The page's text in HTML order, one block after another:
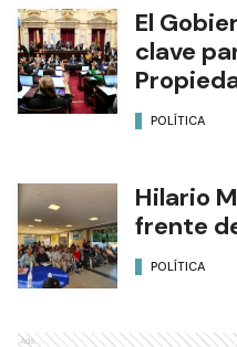
El
clave
POLÍTICA
Hilario
frente
POLÍTICA
Ads